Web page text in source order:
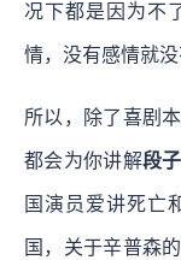
况下都是因为不
情，没有感情就
所以，除了喜剧
都会为你讲解段
国演员爱讲死亡
国，关于辛普森